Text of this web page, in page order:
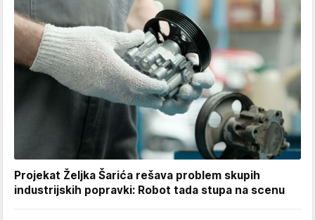
Projekat Željka Šarića rešava problem skupih
industrijskih popravki: Robot tada stupa na scenu